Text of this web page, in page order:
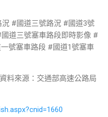
#國道三號路況 #國道3號
道三號塞車路段即時影像 #
號塞車路段 #國道1號塞車
料來源：交通部高速公路局